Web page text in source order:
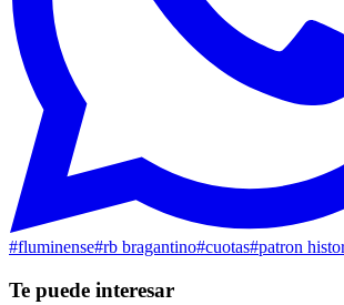
#fluminense#rb bragantino#cuotas#patron
Te puede interesar